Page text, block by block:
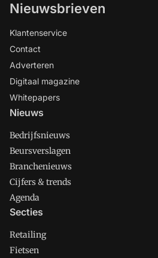
Nieuwsbrieven
Klantenservice
Contact
Adverteren
Digitaal magazine
Whitepapers
Nieuws
Bedrijfsnieuws
Beursverslagen
Branchenieuws
Cijfers & trends
Agenda
Secties
Retailing
Fietsen